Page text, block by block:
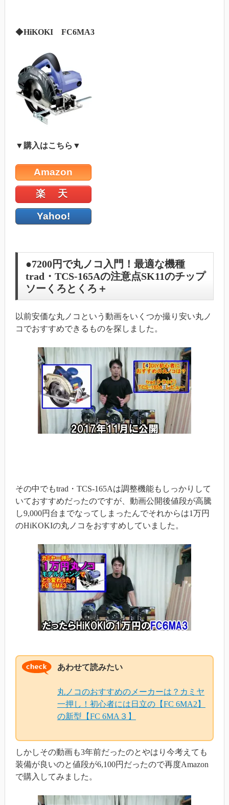
◆HiKOKI FC6MA3
▼購入はこちら▼
Amazon
楽 天
Yahoo!
●7200円で丸ノコ入門！最適な機種
trad・TCS-165Aの注意点SK11のチップ
ソーくろとくろ＋
以前安価な丸ノコという動画をいくつか撮り安い丸ノ
コでおすすめできるものを探しました。
その中でもtrad・TCS-165Aは調整機能もしっかりして
いておすすめだったのですが、動画公開後値段が高騰
し9,000円台までなってしまったんでそれからは1万円
のHiKOKIの丸ノコをおすすめしていました。
あわせて読みたい
丸ノコのおすすめのメーカーは？カミヤ
一押し！初心者には日立の【FC 6MA2】
の新型【FC 6MA３】
しかしその動画も3年前だったのとやはり今考えても
装備が良いのと値段が6,100円だったので再度Amazon
で購入してみました。